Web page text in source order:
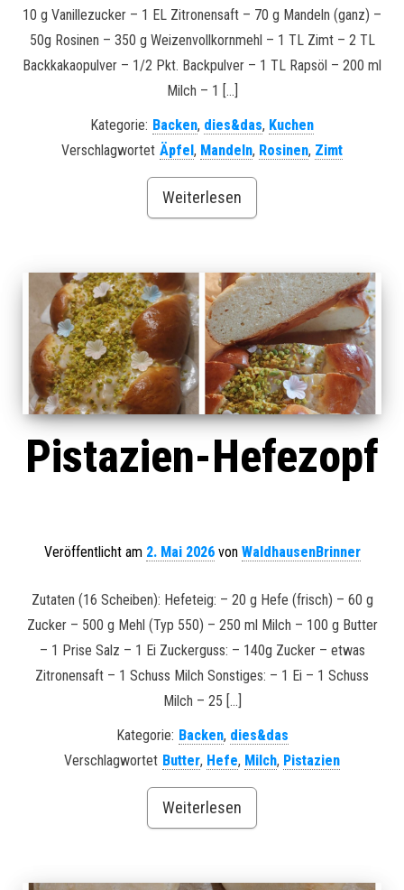
10 g Vanillezucker – 1 EL Zitronensaft – 70 g Mandeln (ganz) –
50g Rosinen – 350 g Weizenvollkornmehl – 1 TL Zimt – 2 TL
Backkakaopulver – 1/2 Pkt. Backpulver – 1 TL Rapsöl – 200 ml
Milch – 1 […]
Kategorie: Backen, dies&das, Kuchen
Verschlagwortet Äpfel , Mandeln, Rosinen, Zimt
Weiterlesen
Pistazien-Hefezopf
Veröffentlicht am 2. Mai 2026von WaldhausenBrinner
Zutaten (16 Scheiben): Hefeteig: – 20 g Hefe (frisch) – 60 g
Zucker – 500 g Mehl (Typ 550) – 250 ml Milch – 100 g Butter
– 1 Prise Salz – 1 Ei Zuckerguss: – 140g Zucker – etwas
Zitronensaft – 1 Schuss Milch Sonstiges: – 1 Ei – 1 Schuss
Milch – 25 […]
Kategorie: Backen, dies&das
Verschlagwortet Butter, Hefe, Milch, Pistazien
Weiterlesen